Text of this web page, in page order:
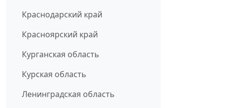
Краснодарский край
Красноярский край
Курганская область
Курская область
Ленинградская область